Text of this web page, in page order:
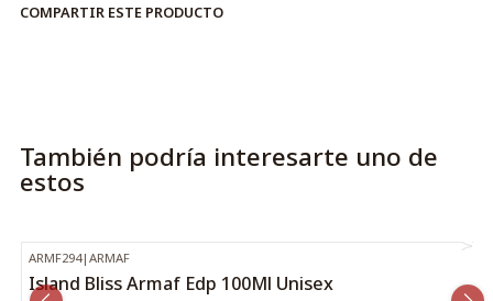
COMPARTIR ESTE PRODUCTO
También podría interesarte uno de
estos
-56% OFF
ARMF294|ARMAF
Island Bliss Armaf Edp 100Ml Unisex